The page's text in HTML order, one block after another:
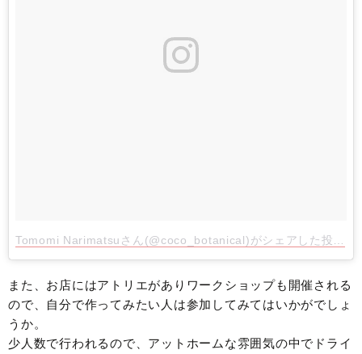
Tomomi Narimatsuさん(@coco_botanical)がシェアした投稿
また、お店にはアトリエがありワークショップも開催される
ので、自分で作ってみたい人は参加してみてはいかがでしょ
うか。
少人数で行われるので、アットホームな雰囲気の中でドライ